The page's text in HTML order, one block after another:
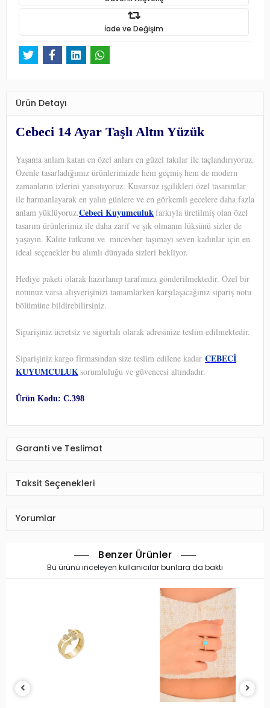
İade ve Değişim
Ürün Detayı
Cebeci 14 Ayar Taşlı Altın Yüzük
Yaşama anlam katan en özel anları en güzel takılar ile taçlandırıyoruz.
Özenle tasarladığımız ürünlerimizde hem geçmiş hem de modern
zamanların izlerini yansıtıyoruz. Kusursuz işçilikleri özel tasarımlar
ile harmanlayarak en yalın günlere ve en görkemli gecelere daha fazla
anlam yüklüyoruz.Cebeci Kuyumculukfarkıyla üretilmiş olan özel
tasarım ürünlerimiz ile daha zarif ve şık olmanın lüksünü sizler de
yaşayın. Kalite tutkunu ve mücevher taşımayı seven kadınlar için en
ideal seçenekler bu alımlı dünyada sizleri bekliyor.
Hediye paketi olarak hazırlanıp tarafınıza gönderilmektedir. Özel bir
notunuz varsa alışverişinizi tamamlarken karşılaşacağınız sipariş notu
bölümüne bildirebilirsiniz.
Siparişiniz ücretsiz ve sigortalı olarak adresinize teslim edilmektedir.
Siparişiniz kargo firmasından size teslim edilene kadar CEBECİ
KUYUMCULUKsorumluluğu ve güvencesi altındadır.
Ürün Kodu: C.398
Garanti ve Teslimat
Taksit Seçenekleri
Yorumlar
Benzer Ürünler
Bu ürünü inceleyen kullanıcılar bunlara da baktı